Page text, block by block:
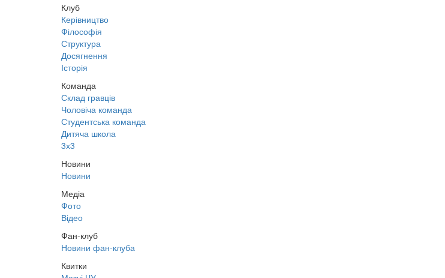
Клуб
Керівництво
Філософія
Структура
Досягнення
Історія
Команда
Склад гравців
Чоловіча команда
Студентська команда
Дитяча школа
3х3
Новини
Новини
Медіа
Фото
Відео
Фан-клуб
Новини фан-клуба
Квитки